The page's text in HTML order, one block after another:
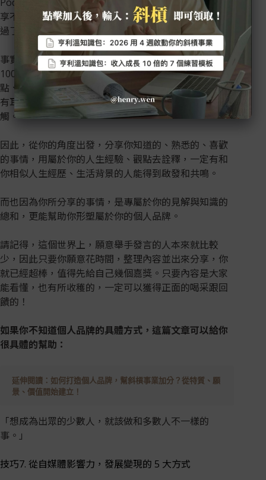
享不出什麼好內容，好像同樣的概念都已經被很多人提
過了。
事實上，這個世界最受大家歡迎的資訊內容，並不是
100% 的全新知識，而是 70% 的舊知識 + 30% 的新觀
點、新表達方式，以這樣比例構成的內容，最容易讓人
有耳目一新的學到感，卻又不會因太過陌生而拒絕接
觸。
因此，從你的角度出發，分享你知道的、熟悉的、喜歡
的事情，用屬於你的人生經驗、觀點去詮釋，一定有和
你相似人生經歷、生活背景的人能得到啟發和共鳴。
而也因為你所分享的事情，是專屬於你的見解與知識的
總和，更能幫助你形塑屬於你的個人品牌。
請記得，這個世界上，願意舉手發言的人本來就比較
少，因此只要你願意花時間，整理內容並出來分享，你
就已經超棒，值得先給自己幾個嘉獎。只要內容是大家
能看懂，也有所收穫的，一定可以獲得正面的喝采跟回
饋的！
如果你不知道個人品牌的具體方式，這篇文章可以給你
很具體的幫助：
延伸閱讀： 如何打造個人品牌，幫斜槓事業加分？從特質、願
景、價值開始建立！
「想成為出眾的少數人，就該做和多數人不一樣的
事。」
技巧7. 從自媒體影響力，發展變現的 5 大方式